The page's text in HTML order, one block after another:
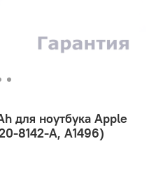
для ноутбука Apple
8142-A, A1496)